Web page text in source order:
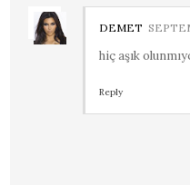
DEMET
hiç aşık
Reply